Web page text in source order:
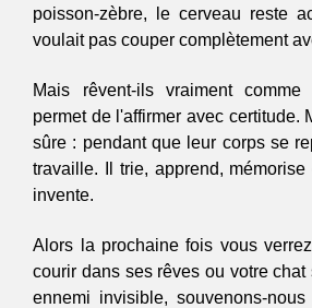
poisson-zèbre, le cerveau reste
voulait pas couper complètement
Mais rêvent-ils vraiment
permet de l'affirmer avec certitude.
sûre : pendant que leur corps se
travaille. Il trie, apprend, mémorise
invente.
Alors la prochaine fois vous
courir dans ses rêves ou votre chat
ennemi invisible, souvenons-